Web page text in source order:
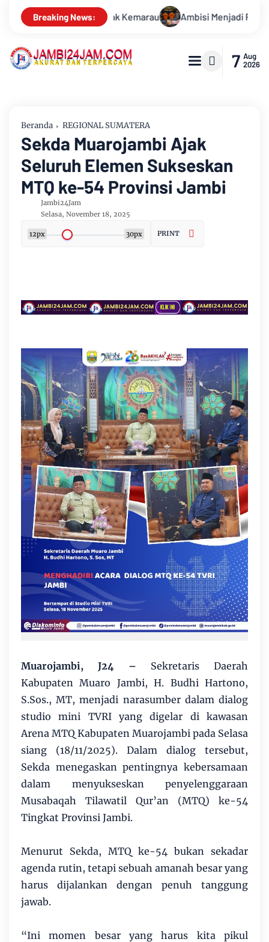
Breaking News:
Menjadi Polisi Dimanfaatkan Oknum, Dua Anggota Polda
7 Aug
2026
Beranda REGIONAL SUMATERA
Sekda Muarojambi Ajak
Seluruh Elemen Sukseskan
MTQ ke-54 Provinsi Jambi
Jambi24Jam
Selasa, November 18, 2025
12px 30px PRINT
Muarojambi, J24 – Sekretaris Daerah
Kabupaten Muaro Jambi, H. Budhi Hartono,
S.Sos., MT, menjadi narasumber dalam dialog
studio mini TVRI yang digelar di kawasan
Arena MTQ Kabupaten Muarojambi pada Selasa
siang (18/11/2025). Dalam dialog tersebut,
Sekda menegaskan pentingnya kebersamaan
dalam menyukseskan penyelenggaraan
Musabaqah Tilawatil Qur’an (MTQ) ke-54
Tingkat Provinsi Jambi.
Menurut Sekda, MTQ ke-54 bukan sekadar
agenda rutin, tetapi sebuah amanah besar yang
harus dijalankan dengan penuh tanggung
jawab.
“Ini momen besar yang harus kita pikul